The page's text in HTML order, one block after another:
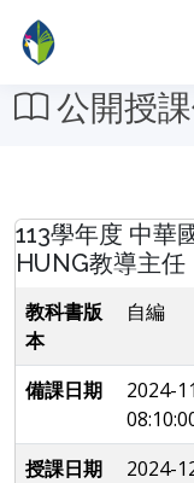
公開授
113學年度 中華
HUNG教導主任
教科書版
本
自編
備課日期
2024-
授課日期
2024-